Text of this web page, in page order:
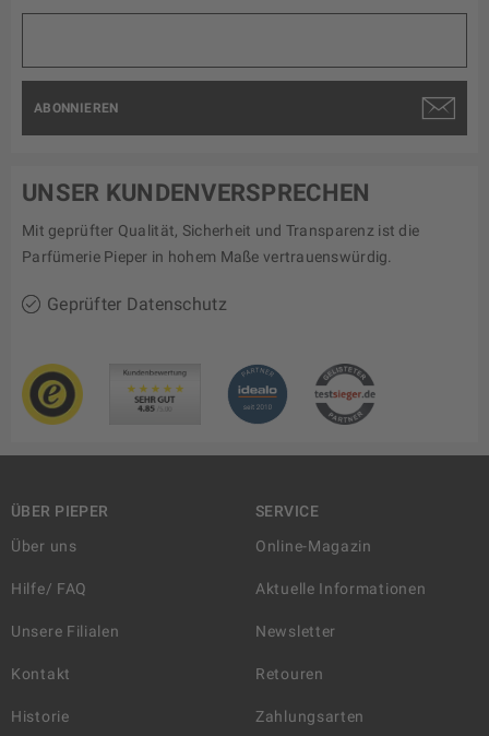
ABONNIEREN
UNSER KUNDENVERSPRECHEN
Mit geprüfter Qualität, Sicherheit und Transparenz ist die
Parfümerie Pieper in hohem Maße vertrauenswürdig.
Geprüfter Datenschutz
ÜBER PIEPER
Über uns
Hilfe/ FAQ
Unsere Filialen
Kontakt
Historie
SERVICE
Online-Magazin
Aktuelle Informationen
Newsletter
Retouren
Zahlungsarten